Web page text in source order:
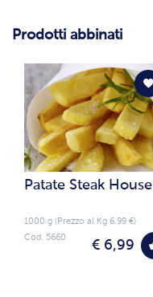
Prodotti abbinati
Patate Steak House
1000 g (Prezzo al Kg 6.99 €)
€ 6,99
Cod. 5660